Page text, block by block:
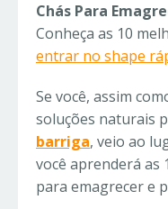
Chás Para
Conheça as 10
entrar no shape
Se você, assim
soluções naturais
barriga, veio ao
você aprenderá as
para emagrecer e